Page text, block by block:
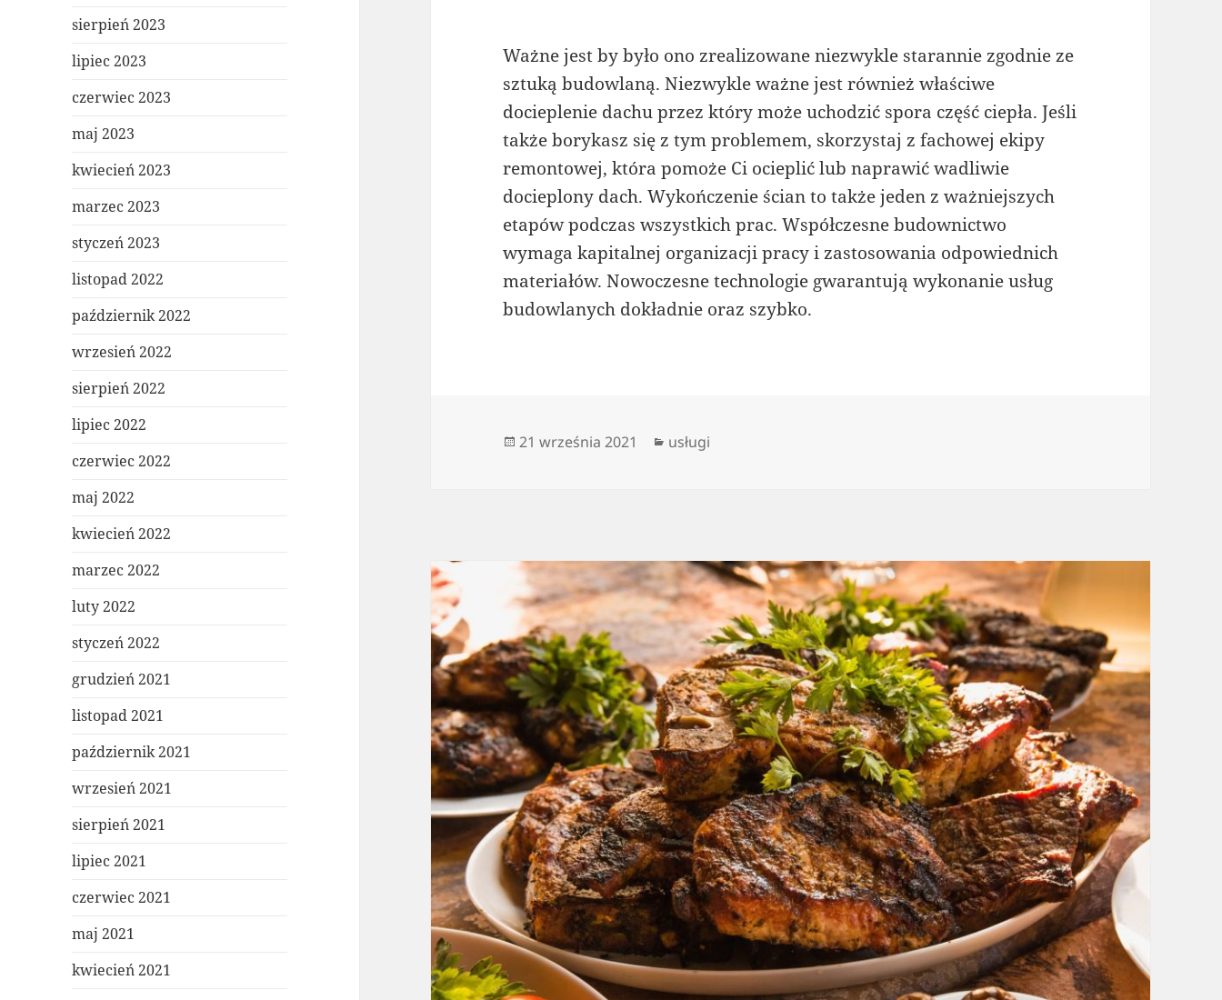
sierpień 2023
lipiec 2023
czerwiec 2023
maj 2023
kwiecień 2023
marzec 2023
styczeń 2023
listopad 2022
październik 2022
wrzesień 2022
sierpień 2022
lipiec 2022
czerwiec 2022
maj 2022
kwiecień 2022
marzec 2022
luty 2022
styczeń 2022
grudzień 2021
listopad 2021
październik 2021
wrzesień 2021
sierpień 2021
lipiec 2021
czerwiec 2021
maj 2021
kwiecień 2021
Ważne jest by było ono zrealizowane niezwykle starannie zgodnie ze
sztuką budowlaną. Niezwykle ważne jest również właściwe
docieplenie dachu przez który może uchodzić spora część ciepła. Jeśli
także borykasz się z tym problemem, skorzystaj z fachowej ekipy
remontowej, która pomoże Ci ocieplić lub naprawić wadliwie
docieplony dach. Wykończenie ścian to także jeden z ważniejszych
etapów podczas wszystkich prac. Współczesne budownictwo
wymaga kapitalnej organizacji pracy i zastosowania odpowiednich
materiałów. Nowoczesne technologie gwarantują wykonanie usług
budowlanych dokładnie oraz szybko.
Data
21 września 2021 Kategorie
usługi